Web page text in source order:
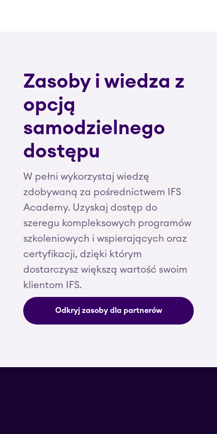
Zasoby i wiedza z
opcją
samodzielnego
dostępu
W pełni wykorzystaj wiedzę
zdobywaną za pośrednictwem IFS
Academy. Uzyskaj dostęp do
szeregu kompleksowych programów
szkoleniowych i wspierających oraz
certyfikacji, dzięki którym
dostarczysz większą wartość swoim
klientom IFS.
Odkryj zasoby dla partnerów